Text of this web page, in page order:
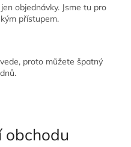
objednávky. Jsme tu pro
přístupem.
proto můžete špatný
obchodu